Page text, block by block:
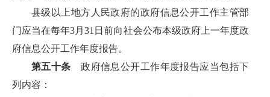
县级以上地方人民政府的政府信息公开工作主管部
门应当在每年3月31日前向社会公布本级政府上一年度政
府信息公开工作年度报告。
第五十条 政府信息公开工作年度报告应当包括下
列内容：